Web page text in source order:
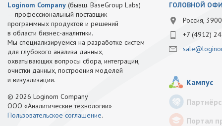
Loginom Company (бывш. BaseGroup Labs)
— профессиональный поставщик
программных продуктов и решений
в области бизнес-аналитики.
Мы специализируемся на разработке систем
для глубокого анализа данных,
охватывающих вопросы сбора, интеграции,
очистки данных, построения моделей
и визуализации.
© 2026 Loginom Company
ООО «Аналитические технологии»
Пользовательское соглашение.
ГОЛОВНОЙ
Россия,
+7 (4912)
Кампус
Портал